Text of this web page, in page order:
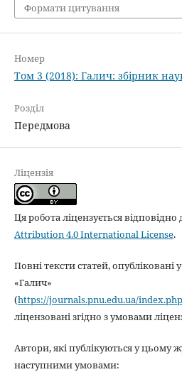
Формати цитування
Номер
Том 3 (2018): Галич: збірник
Розділ
Передмова
Ліцензія
Ця робота ліцензується відповідно
Attribution 4.0 International License.
Повні тексти статей, опубліковані
«Галич»
(https://journals.pnu.edu.ua/
ліцензовані згідно з умовами
Автори, які публікуються у цьому
наступними умовами: